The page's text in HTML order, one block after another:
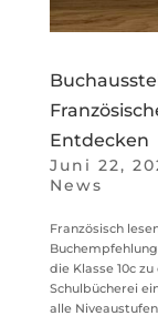
Entdecken
Juni 22,
News
Französisch
die Klasse 10c
Schulbücherei
alle